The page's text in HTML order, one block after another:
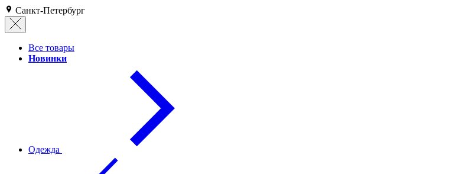
Санкт-Петербург
Все товары
Новинки
Одежда